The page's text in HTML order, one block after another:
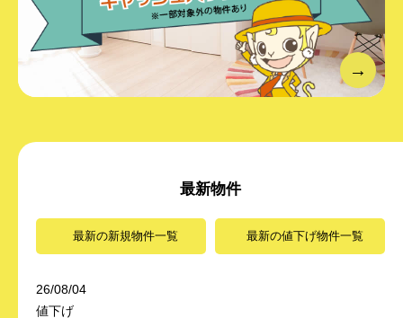
最新物件
最新の新規物件一覧 最新の値下げ物件一覧
26/08/04
値下げ